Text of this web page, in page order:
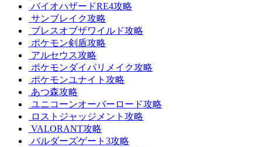
バイオハザードRE4攻略
サンブレイク攻略
ブレスオブザワイルド攻略
ポケモン剣盾攻略
アルセウス攻略
ポケモンダイパリメイク攻略
ポケモンユナイト攻略
あつ森攻略
ユニコーンオーバーロード攻略
ロストジャッジメント攻略
VALORANT攻略
バルダーズゲート3攻略